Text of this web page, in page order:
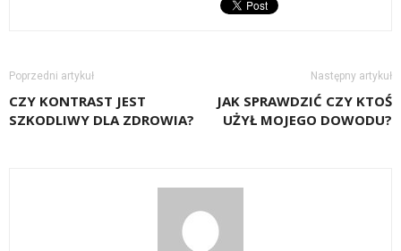
Poprzedni artykuł
CZY KONTRAST JEST
SZKODLIWY DLA ZDROWIA?
Następny artykuł
JAK SPRAWDZIĆ CZY KTOŚ
UŻYŁ MOJEGO DOWODU?